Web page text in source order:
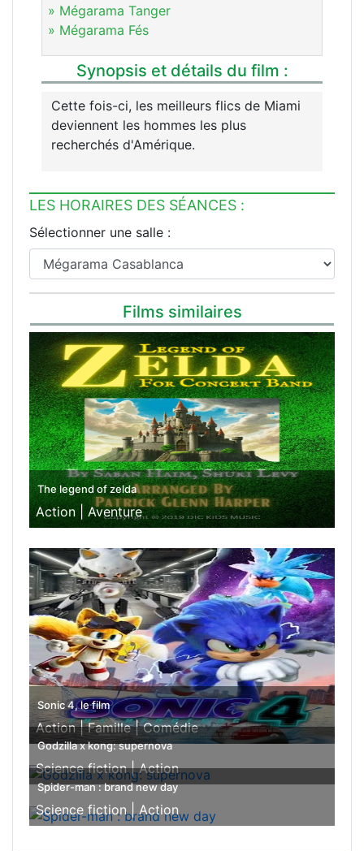
» Mégarama Tanger
» Mégarama Fés
Synopsis et détails du film :
Cette fois-ci, les meilleurs flics de Miami
deviennent les hommes les plus
recherchés d'Amérique.
LES HORAIRES DES SÉANCES :
Sélectionner une salle :
Films similaires
The legend of zelda
Action |Aventure
Sonic 4, le film
Action |Famille |Comédie
Godzilla x kong: supernova
Science fiction |Action
Spider-man : brand new day
Science fiction | Action